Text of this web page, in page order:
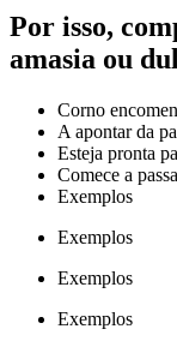
Por isso,
amasia ou
Corno
A apontar da
Esteja pronta
Comece a
Exemplos
Exemplos
Exemplos
Exemplos